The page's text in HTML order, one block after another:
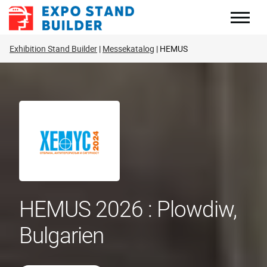
Zum
Inhalt
Exhibition Stand Builder Messekatalog HEMUS
HEMUS 2026 : Plowdiw,
Bulgarien